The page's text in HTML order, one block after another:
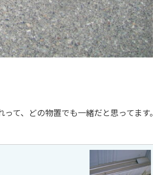
て、どの物置でも一緒だと思ってます。